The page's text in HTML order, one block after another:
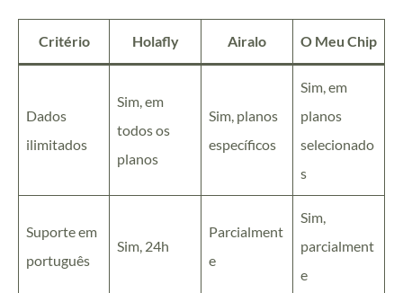
Critério Holafly Airalo O Meu Chip
Dados
ilimitados
Sim, em
todos os
planos
Sim, planos
específicos
Sim, em
planos
selecionado
s
Suporte em
português
Sim, 24h
Parcialment
e
Sim,
parcialment
e